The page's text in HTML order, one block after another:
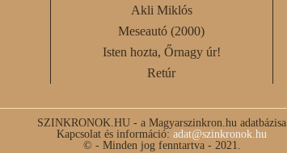
Akli Miklós
Meseautó (2000)
Isten hozta, Őrnagy úr!
Retúr
SZINKRONOK.HU - a Magyarszinkron.hu adatbázisa
Kapcsolat és információ: adat@szinkronok.hu
© - Minden jog fenntartva - 2021.